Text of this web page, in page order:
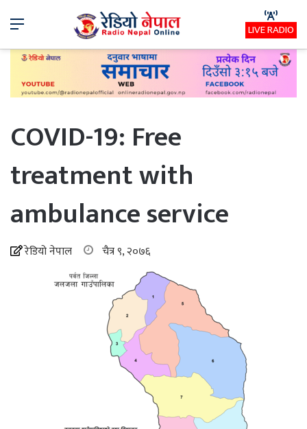
Menu LIVE RADIO
COVID-19: Free
treatment with
ambulance service
रेडियो नेपाल चैत्र ९, २०७६